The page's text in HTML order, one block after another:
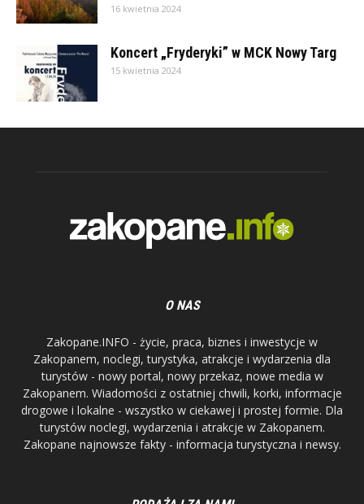
16 kwietnia 2024
Koncert „Fryderyki” w MCK Nowy Targ
15 kwietnia 2024
O NAS
Zakopane.INFO - życie, praca, biznes i inwestycje w
Zakopanem, noclegi, turystyka, atrakcje i wydarzenia dla
turystów - nowy portal, nowy przekaz, nowe media w
Zakopanem. Wiadomości z ostatniej chwili, korki, informacje
drogowe i lokalne - wszystko w ciekawej i prostej formie. Dla
turystów noclegi, wydarzenia i atrakcje w Zakopanem.
Zakopane najnowsze fakty - informacja turystyczna i newsy.